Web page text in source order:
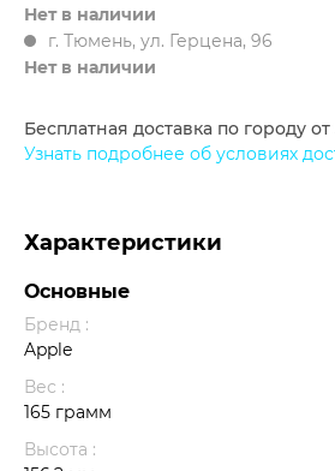
Нет в наличии
г. Тюмень, ул. Герцена, 96
Нет в наличии
Бесплатная доставка по городу
Узнать подробнее об условиях
Характеристики
Основные
Бренд :
Apple
Вес :
165 грамм
Высота :